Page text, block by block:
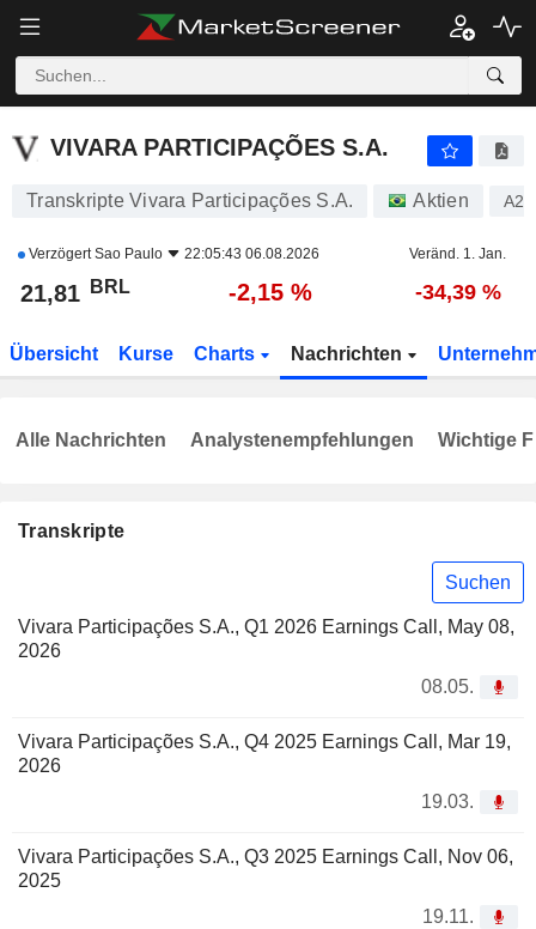
VIVARA PARTICIPAÇÕES S.A.
Transkripte Vivara Participações S.A. Aktien
VerzögertSao Paulo 22:05:43 06.08.2026 Veränd. 1. Jan.
21,81 BRL -2,15 % -34,39 %
Übersicht Kurse Charts Nachrichten
Transkripte
Suchen
Vivara Participações S.A., Q1 2026 Earnings Call, May 08,
2026
08.05.
Vivara Participações S.A., Q4 2025 Earnings Call, Mar 19,
2026
19.03.
Vivara Participações S.A., Q3 2025 Earnings Call, Nov 06,
2025
19.11.
Alle Nachrichten Analystenempfehlungen Wichtige